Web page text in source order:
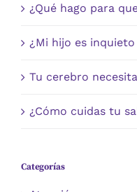
¿Qué hago para
¿Mi hijo es
Tu cerebro
¿Cómo cuidas tu
Categorías